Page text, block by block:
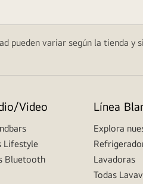
pueden variar según la tienda
Video
Lifestyle
Bluetooth
Línea
Explora
Lavadoras
Todas